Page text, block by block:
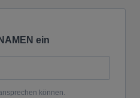
ein
können.